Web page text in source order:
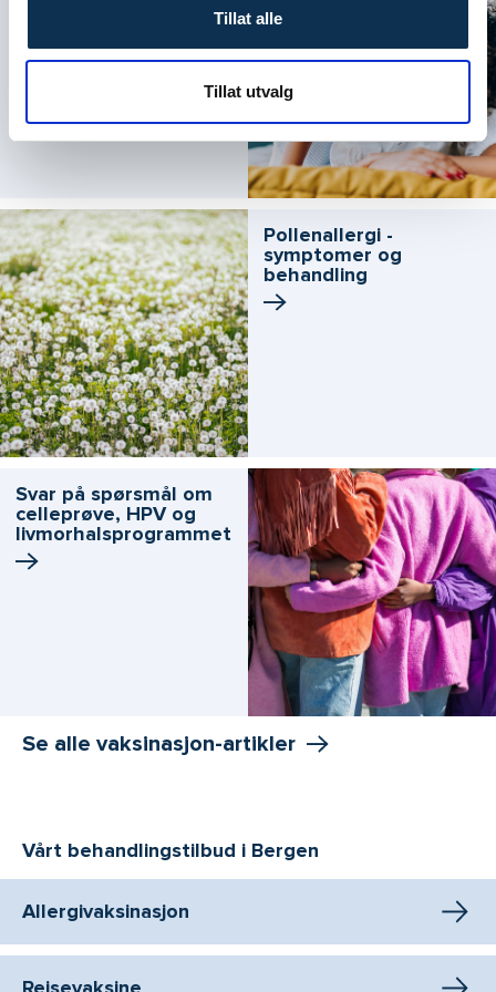
Tillat alle
Tillat utvalg
Pollenallergi -
symptomer og
behandling
Svar på spørsmål om
celleprøve, HPV og
livmorhals­programmet
Se alle vaksinasjon-artikler
Vårt behandlingstilbud i Bergen
Allergivaksinasjon